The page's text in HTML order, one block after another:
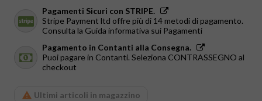
Pagamenti Sicuri con STRIPE.
Stripe Payment ltd offre più di 14 metodi di pagamento.
Consulta la Guida informativa sui Pagamenti
Pagamento in Contanti alla Consegna.
Puoi pagare in Contanti. Seleziona CONTRASSEGNO al
checkout
Ultimi articoli in magazzino